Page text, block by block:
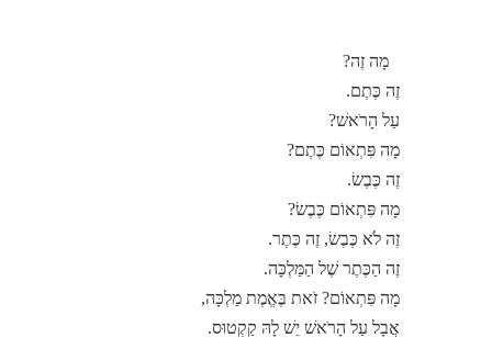
מָה זֶה?
זֶה כֶּתֶם.
עַל הָרֹאשׁ?
מָה פִּתְאוֹם כֶּתֶם?
זֶה כֶּבֶשׂ.
מָה פִּתְאוֹם כֶּבֶשׂ?
זֶה לֹא כֶּבֶשׂ, זֶה כֶּתֶר.
זֶה הַכֶּתֶר שֶׁל הַמַּלְכָּה.
מָה פִּתְאוֹם? זֹאת בֶּאֱמֶת מַלְכָּה,
אֲבָל עַל הָרֹאשׁ יֵשׁ לָהּ קַקְטוּס.